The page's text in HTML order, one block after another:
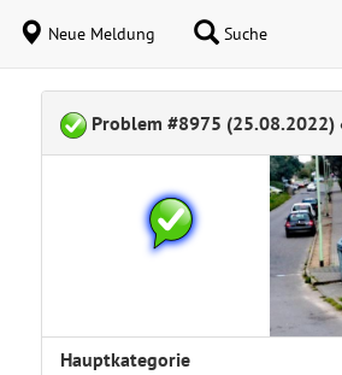
Neue Meldung Suche
Problem #8975 (25.08.2022)
Hauptkategorie